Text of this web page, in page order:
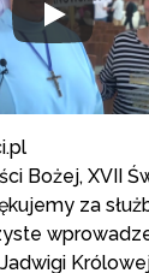
Bożej, XVII
za